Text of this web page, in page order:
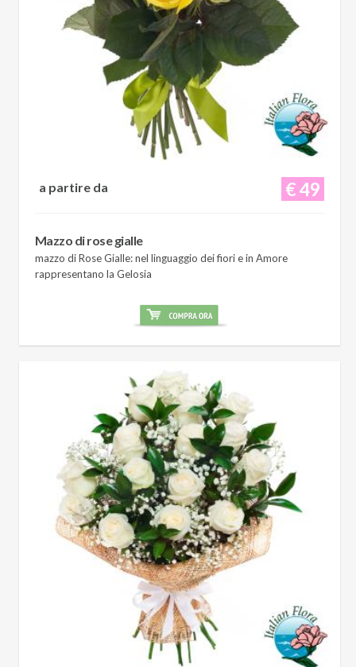
€ 49
a partire da
Mazzo di rose gialle
mazzo di Rose Gialle: nel linguaggio dei fiori e in Amore
rappresentano la Gelosia